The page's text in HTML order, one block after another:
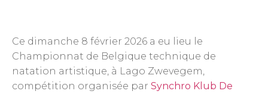
Ce dimanche 8 février 2026 a eu lieu le
Championnat de Belgique technique de
natation artistique, à Lago Zwevegem,
compétition organisée par Synchro Klub De